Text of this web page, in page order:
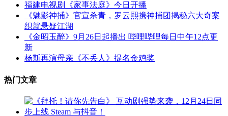
福建电视剧《家事法庭》今日开播
《魅影神捕》官宣杀青，罗云熙携神捕团揭秘六大奇案
织就悬疑江湖
《金昭玉醉》9月26日起播出 哔哩哔哩每日中午12点更
新
杨斯再演母亲《不丢人》提名金鸡奖
热门文章